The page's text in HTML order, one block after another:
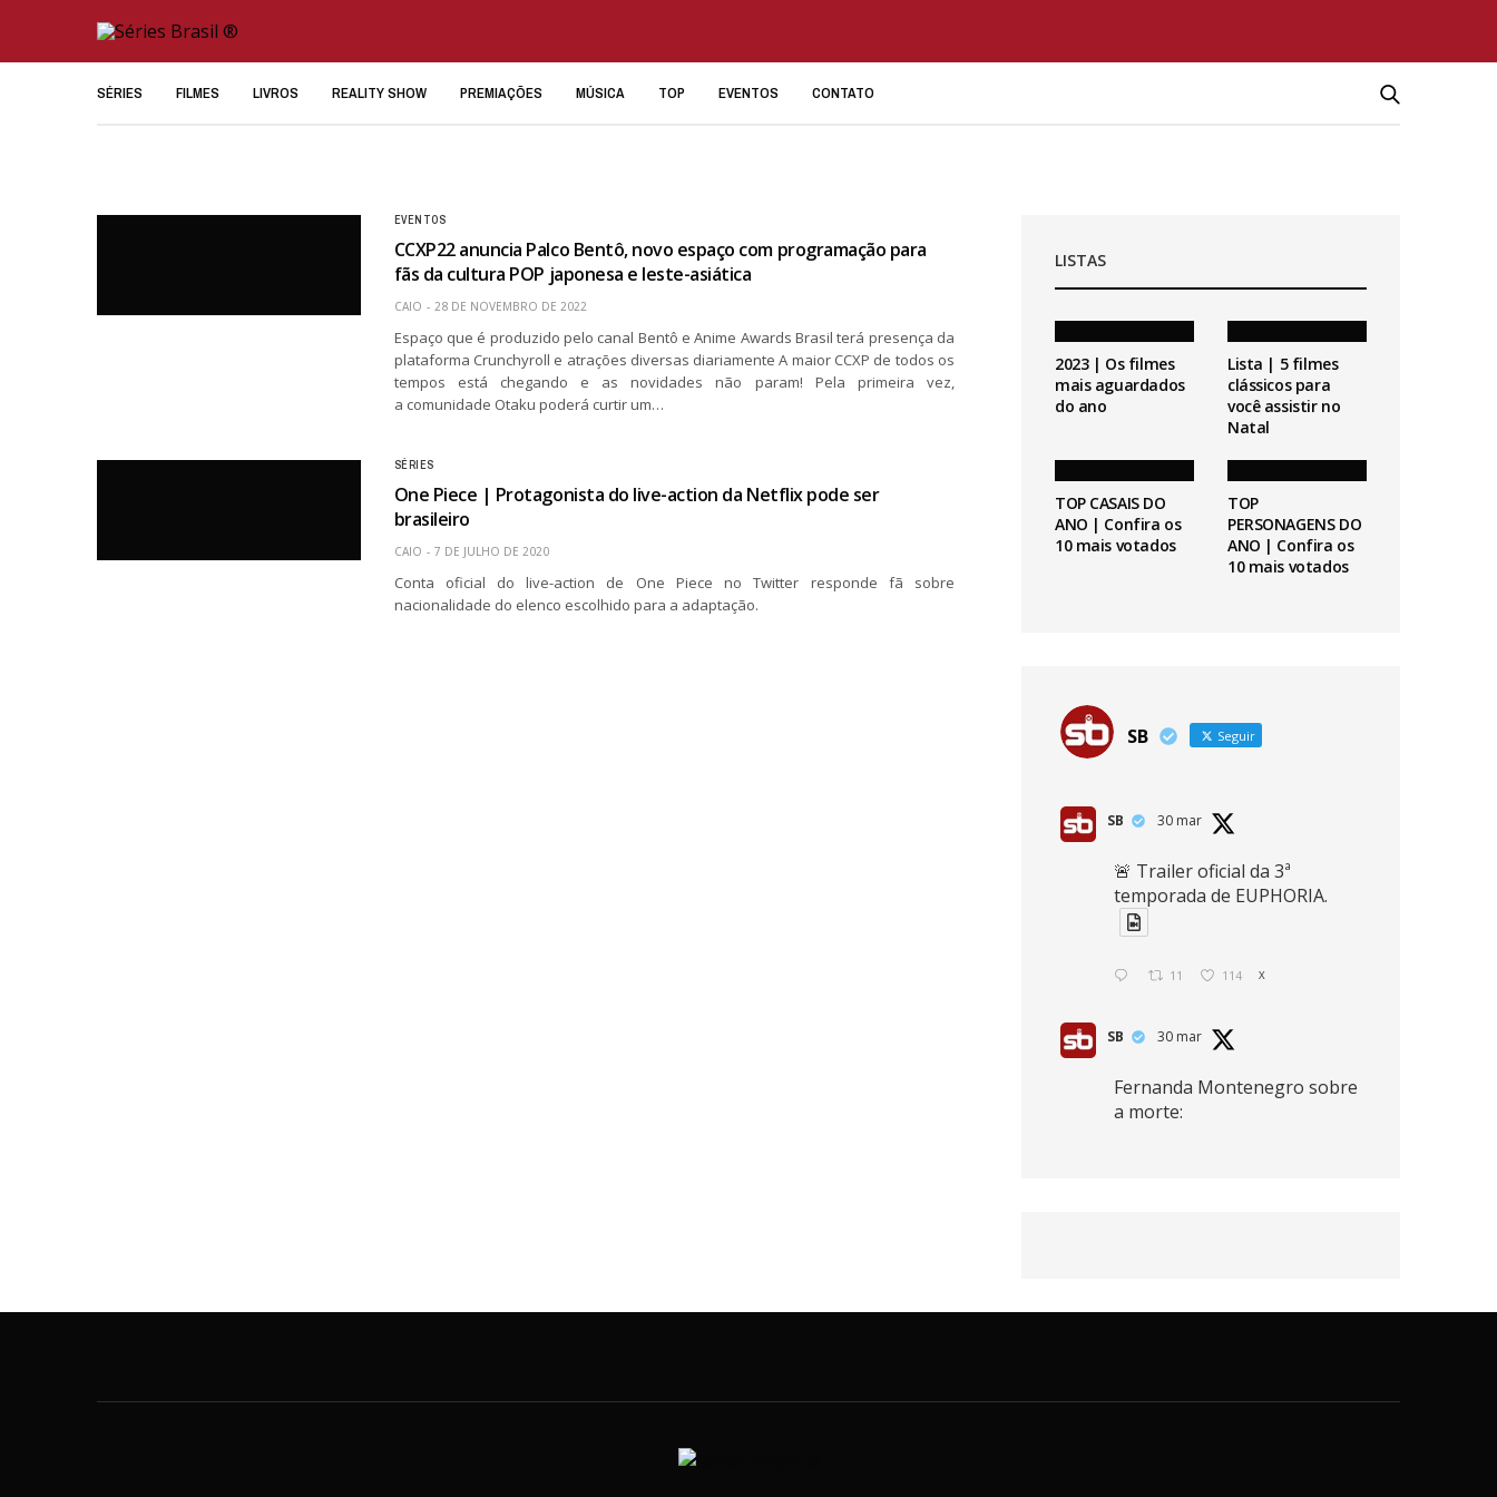
SÉRIES FILMES LIVROS REALITY SHOW PREMIAÇÕES MÚSICA TOP EVENTOS CONTATO
EVENTOS
CCXP22 anuncia Palco Bentô, novo espaço com programação para
fãs da cultura POP japonesa e leste-asiática
CAIO 28 DE NOVEMBRO DE 2022
Espaço que é produzido pelo canal Bentô e Anime Awards Brasil terá presença da
plataforma Crunchyroll e atrações diversas diariamente A maior CCXP de todos os
tempos está chegando e as novidades não param! Pela primeira vez,
a comunidade Otaku poderá curtir um…
SÉRIES
One Piece | Protagonista do live-action da Netflix pode ser
brasileiro
CAIO 7 DE JULHO DE 2020
Conta oficial do live-action de One Piece no Twitter responde fã sobre
nacionalidade do elenco escolhido para a adaptação.
LISTAS
2023 | Os filmes
mais aguardados
do ano
Lista | 5 filmes
clássicos para
você assistir no
Natal
TOP CASAIS DO
ANO | Confira os
10 mais votados
TOP
PERSONAGENS DO
ANO | Confira os
10 mais votados
SB Seguir
SB 30 mar
🚨 Trailer oficial da 3ª
temporada de EUPHORIA.
11 114 X
SB 30 mar
Fernanda Montenegro sobre
a morte:
SB 30 mar